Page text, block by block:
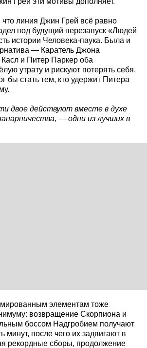
что линия Джин Грей всё равно
под будущий перезапуск «Людей
истории Человека-паука. Была и
— Каратель Джона
и Питер Паркер оба
утрату и рискуют потерять себя,
бы стать тем, кто удержит Питера
двое действуют вместе в духе
— одни из лучших в
элементам тоже
возвращение Скорпиона и
боссом Надгробием получают
минут, после чего их задвигают в
рекордные сборы, продолжение